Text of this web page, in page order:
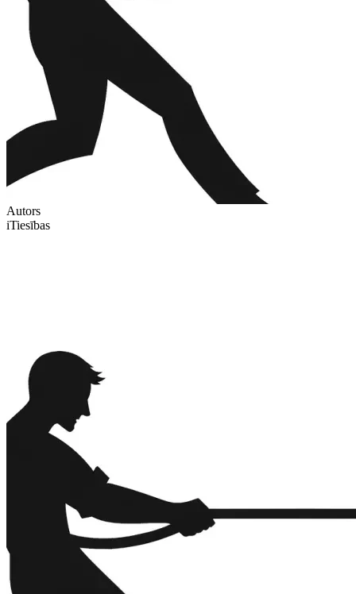
Autors
iTiesības